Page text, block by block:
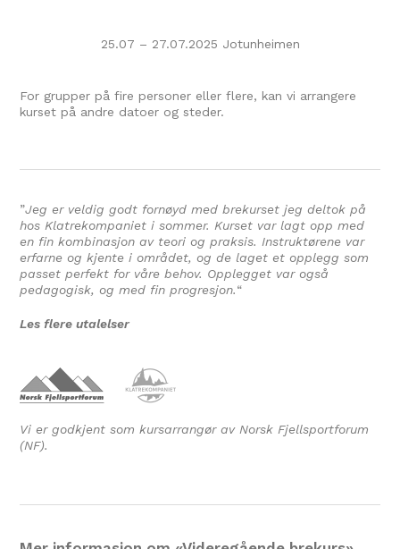
25.07 – 27.07.2025 Jotunheimen
For grupper på fire personer eller flere, kan vi arrangere
kurset på andre datoer og steder.
”Jeg er veldig godt fornøyd med brekurset jeg deltok på
hos Klatrekompaniet i sommer. Kurset var lagt opp med
en fin kombinasjon av teori og praksis. Instruktørene var
erfarne og kjente i området, og de laget et opplegg som
passet perfekt for våre behov. Opplegget var også
pedagogisk, og med fin progresjon.“
Les flere utalelser
Vi er godkjent som kursarrangør av Norsk Fjellsportforum
(NF).